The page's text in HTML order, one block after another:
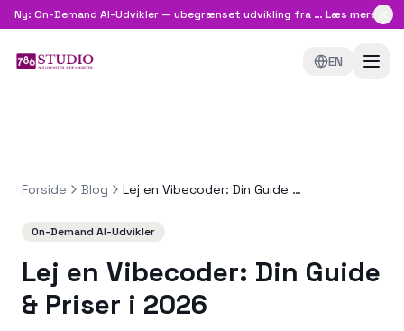
Ny: On-Demand AI-Udvikler — ubegrænset udvikling fra 8.999 kr/md
Læs mere
EN
Forside Blog Lej en Vibecoder: Din Guide & Priser i 2026
On-Demand AI-Udvikler
Lej en Vibecoder: Din Guide
& Priser i 2026